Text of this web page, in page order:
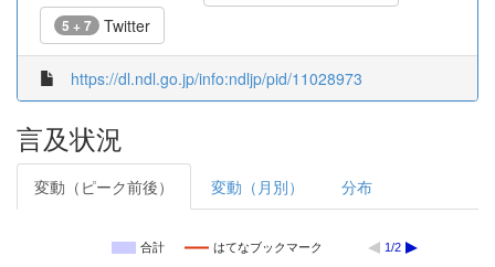
5 + 7 Twitter
https://dl.ndl.go.jp/info:ndljp/pid/11028973
言及状況
変動（ピーク前後） 変動（月別） 分布
合計 はてなブックマーク 1/2